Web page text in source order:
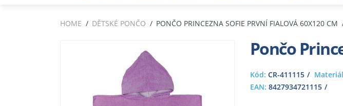
HOME DĚTSKÉ PONČO PONČO PRINCEZNA SOFIE PRVNÍ FIALOVÁ 60X120 CM
Pončo
Kód: CR-411115
EAN: 8427934721115